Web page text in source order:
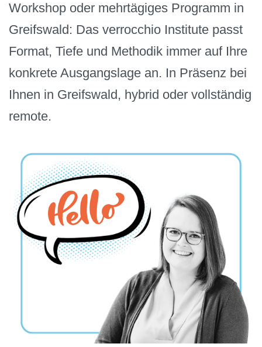
Workshop oder mehrtägiges Programm in
Greifswald: Das verrocchio Institute passt
Format, Tiefe und Methodik immer auf Ihre
konkrete Ausgangslage an. In Präsenz bei
Ihnen in Greifswald, hybrid oder vollständig
remote.